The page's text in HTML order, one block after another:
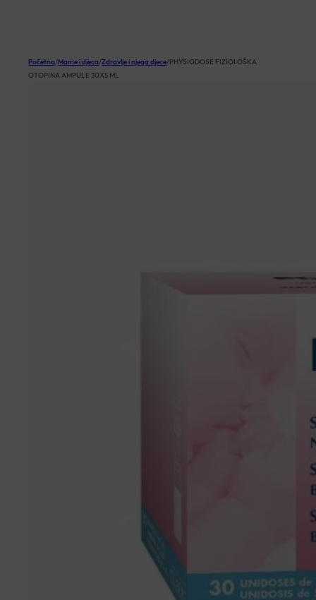
Početna/Mame i djeca/Zdravlje i njega djece/PHYSIODOSE FIZIOLOŠKA
OTOPINA AMPULE 30X5 ML